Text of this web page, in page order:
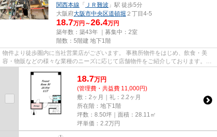
関西本線 「 ＪＲ難波 」駅 徒歩5分
大阪府大阪市中央区道頓堀 ２丁目4-5
18.7万円～26.4万円
築年数：築43年 ｜募集中： 2室
階数：5階建 地下1階
物件より徒歩圏内に当社営業店がございます。 事務所物件をはじめ、飲食・美
容・物販などの様々な業種のニーズに応じて店舗物件をご紹介しております。
尚、弊社ではおとり広告は一切...
18.7万円
(管理費・共益費 11,000円)
敷：2ヶ月｜礼：2.2ヶ月
所在階：地下1階
坪数：8.50坪｜面積：28.11㎡
坪単価： 2.2万円